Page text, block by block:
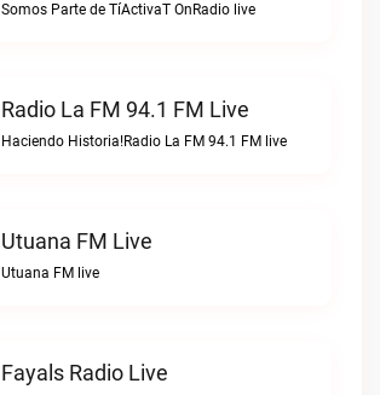
Somos Parte de TíActivaT OnRadio live
Radio La FM 94.1 FM Live
Haciendo Historia!Radio La FM 94.1 FM live
Utuana FM Live
Utuana FM live
Fayals Radio Live